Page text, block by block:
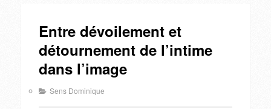
Entre dévoilement et
détournement de l’intime
dans l’image
Sens Dominique